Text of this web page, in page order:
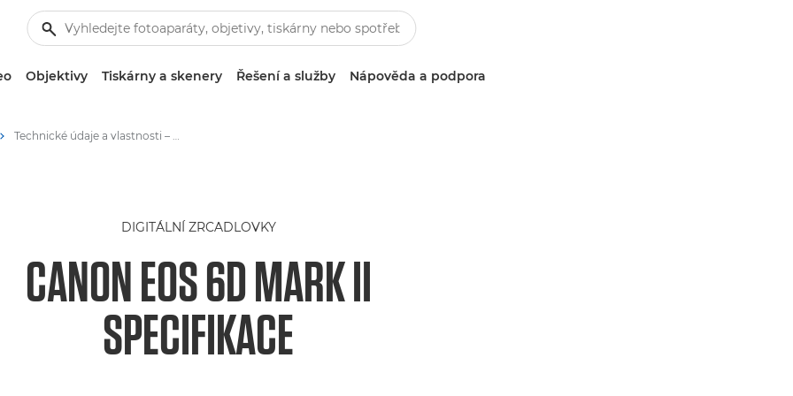
Objektivy Tiskárny a skenery Řešení a služby Nápověda a podpora
Technické údaje a vlastnosti – Canon EOS 6D Mark II
DIGITÁLNÍ ZRCADLOVKY
CANON EOS 6D MARK II
SPECIFIKACE